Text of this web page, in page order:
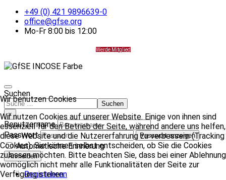
+49 (0) 421 9896639-0
office@gfse.org
Mo-Fr 8:00 bis 12:00
Werde Mitglied
Wir benutzen Cookies
Wir nutzen Cookies auf unserer Website. Einige von ihnen sind
essenziell für den Betrieb der Seite, während andere uns helfen,
diese Website und die Nutzererfahrung zu verbessern (Tracking
Cookies). Sie können selbst entscheiden, ob Sie die Cookies
zulassen möchten. Bitte beachten Sie, dass bei einer Ablehnung
womöglich nicht mehr alle Funktionalitäten der Seite zur
Verfügung stehen.
Suchen
Suchen
×
Benutzername
Passwort
Passwort anzeigen
Automatische Erinnerung
Anmelden
Registrieren